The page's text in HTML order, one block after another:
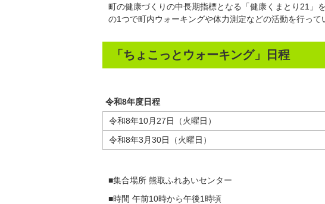
町の健康づくりの中長期指標となる「健康くまとり21」
の1つで町内ウォーキングや体力測定などの活動を行って
「ちょこっとウォーキング」日程
令和8年度日程
令和8年10月27日（火曜日）
令和8年3月30日（火曜日）
■集合場所 熊取ふれあいセンター
■時間 午前10時から午後1時頃